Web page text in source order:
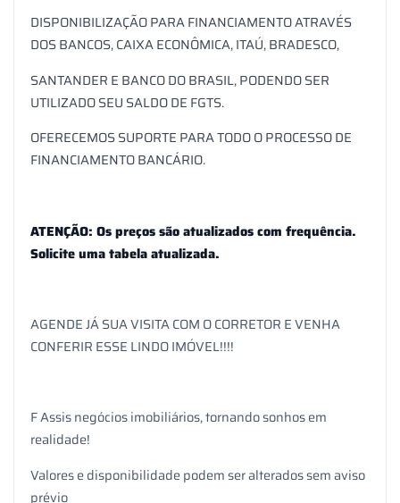
DISPONIBILIZAÇÃO PARA FINANCIAMENTO ATRAVÉS
DOS BANCOS, CAIXA ECONÔMICA, ITAÚ, BRADESCO,
SANTANDER E BANCO DO BRASIL, PODENDO SER
UTILIZADO SEU SALDO DE FGTS.
OFERECEMOS SUPORTE PARA TODO O PROCESSO DE
FINANCIAMENTO BANCÁRIO.
ATENÇÃO: Os preços são atualizados com frequência.
Solicite uma tabela atualizada.
AGENDE JÁ SUA VISITA COM O CORRETOR E VENHA
CONFERIR ESSE LINDO IMÓVEL!!!!
F Assis negócios imobiliários, tornando sonhos em
realidade!
Valores e disponibilidade podem ser alterados sem aviso
prévio